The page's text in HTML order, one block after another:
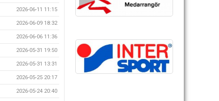
2026-06-11 11:15
2026-06-09 18:32
2026-06-06 11:36
2026-05-31 19:50
2026-05-31 13:31
2026-05-25 20:17
2026-05-24 20:40